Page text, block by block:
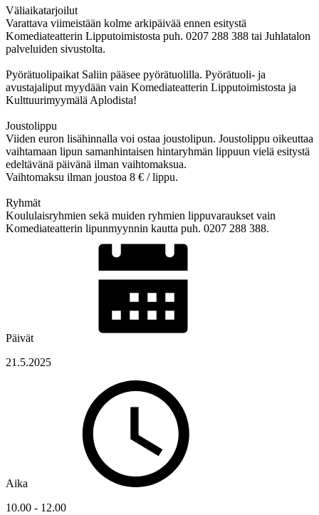
Väliaikatarjoilut
Varattava viimeistään kolme arkipäivää ennen esitystä
Komediateatterin Lipputoimistosta puh. 0207 288 388 tai Juhlatalon
palveluiden sivustolta.
Pyörätuolipaikat Saliin pääsee pyörätuolilla. Pyörätuoli- ja
avustajaliput myydään vain Komediateatterin Lipputoimistosta ja
Kulttuurimyymälä Aplodista!
Joustolippu
Viiden euron lisähinnalla voi ostaa joustolipun. Joustolippu oikeuttaa
vaihtamaan lipun samanhintaisen hintaryhmän lippuun vielä esitystä
edeltävänä päivänä ilman vaihtomaksua.
Vaihtomaksu ilman joustoa 8 € / lippu.
Ryhmät
Koululaisryhmien sekä muiden ryhmien lippuvaraukset vain
Komediateatterin lipunmyynnin kautta puh. 0207 288 388.
Päivät
21.5.2025
Aika
10.00 - 12.00